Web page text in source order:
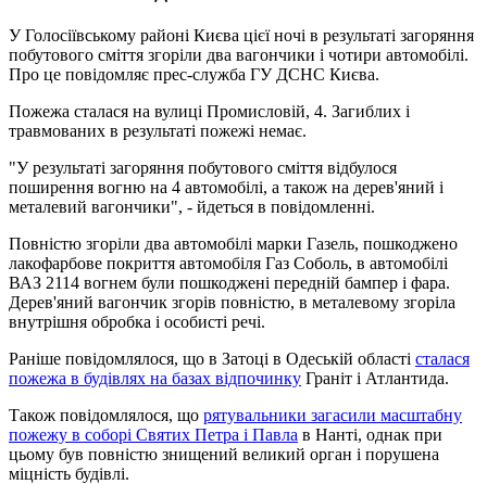
У Голосіївському районі Києва цієї ночі в результаті загоряння
побутового сміття згоріли два вагончики і чотири автомобілі.
Про це повідомляє прес-служба ГУ ДСНС Києва.
Пожежа сталася на вулиці Промисловій, 4. Загиблих і
травмованих в результаті пожежі немає.
"У результаті загоряння побутового сміття відбулося
поширення вогню на 4 автомобілі, а також на дерев'яний і
металевий вагончики", - йдеться в повідомленні.
Повністю згоріли два автомобілі марки Газель, пошкоджено
лакофарбове покриття автомобіля Газ Соболь, в автомобілі
ВАЗ 2114 вогнем були пошкоджені передній бампер і фара.
Дерев'яний вагончик згорів повністю, в металевому згоріла
внутрішня обробка і особисті речі.
Раніше повідомлялося, що в Затоці в Одеській області сталася
пожежа в будівлях на базах відпочинку Граніт і Атлантида.
Також повідомлялося, що рятувальники загасили масштабну
пожежу в соборі Святих Петра і Павла в Нанті, однак при
цьому був повністю знищений великий орган і порушена
міцність будівлі.